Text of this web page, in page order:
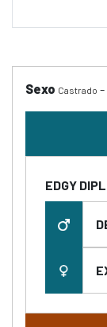
Sexo Castrado -
EDGY